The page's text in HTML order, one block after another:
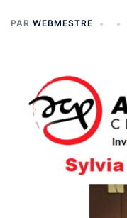
PAR WEBMESTRE